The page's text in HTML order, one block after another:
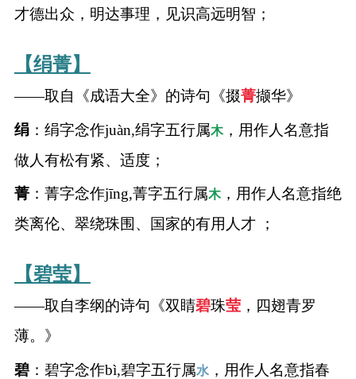
宝
取
名
名
打
分
生
起
名
大
起
名
才德出众，明达事理，见识高远明智；
【绢菁】
——取自《成语大全》的诗句《掇菁撷华》
绢：绢字念作juàn,绢字五行属木，用作人名意指
做人有松有紧、适度；
菁：菁字念作jīng,菁字五行属木，用作人名意指绝
类离伦、翠绕珠围、国家的有用人才 ；
【碧莹】
——取自李纲的诗句《双睛碧珠莹，四翅青罗
薄。》
碧：碧字念作bì,碧字五行属水，用作人名意指春